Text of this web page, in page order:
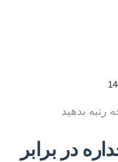
رتبه بدهید
در برابر